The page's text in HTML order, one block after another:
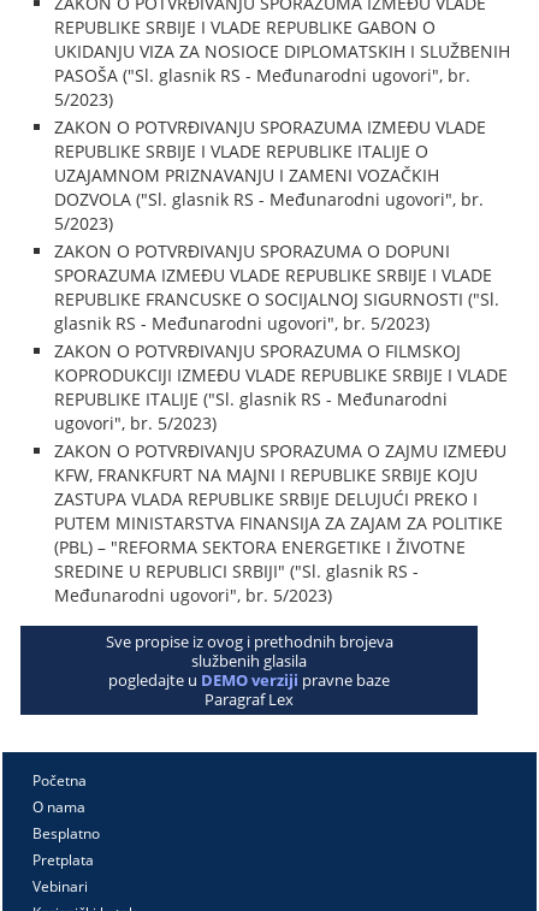
REPUBLIKE SRBIJE I VLADE REPUBLIKE GABON O
UKIDANJU VIZA ZA NOSIOCE DIPLOMATSKIH I SLUŽBENIH
PASOŠA ("Sl. glasnik RS - Međunarodni ugovori", br.
5/2023)
ZAKON O POTVRĐIVANJU SPORAZUMA IZMEĐU VLADE
REPUBLIKE SRBIJE I VLADE REPUBLIKE ITALIJE O
UZAJAMNOM PRIZNAVANJU I ZAMENI VOZAČKIH
DOZVOLA ("Sl. glasnik RS - Međunarodni ugovori", br.
5/2023)
ZAKON O POTVRĐIVANJU SPORAZUMA O DOPUNI
SPORAZUMA IZMEĐU VLADE REPUBLIKE SRBIJE I VLADE
REPUBLIKE FRANCUSKE O SOCIJALNOJ SIGURNOSTI ("Sl.
glasnik RS - Međunarodni ugovori", br. 5/2023)
ZAKON O POTVRĐIVANJU SPORAZUMA O FILMSKOJ
KOPRODUKCIJI IZMEĐU VLADE REPUBLIKE SRBIJE I VLADE
REPUBLIKE ITALIJE ("Sl. glasnik RS - Međunarodni
ugovori", br. 5/2023)
ZAKON O POTVRĐIVANJU SPORAZUMA O ZAJMU IZMEĐU
KFW, FRANKFURT NA MAJNI I REPUBLIKE SRBIJE KOJU
ZASTUPA VLADA REPUBLIKE SRBIJE DELUJUĆI PREKO I
PUTEM MINISTARSTVA FINANSIJA ZA ZAJAM ZA POLITIKE
(PBL) – "REFORMA SEKTORA ENERGETIKE I ŽIVOTNE
SREDINE U REPUBLICI SRBIJI" ("Sl. glasnik RS -
Međunarodni ugovori", br. 5/2023)
Sve propise iz ovog i prethodnih brojeva
službenih glasila
pogledajte u DEMO verziji pravne baze
Paragraf Lex
Početna
O nama
Besplatno
Pretplata
Vebinari